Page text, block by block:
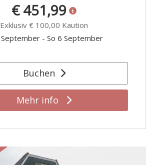
€ 451,99
Exklusiv € 100,00 Kaution
- So 6 September
Buchen
Mehr info